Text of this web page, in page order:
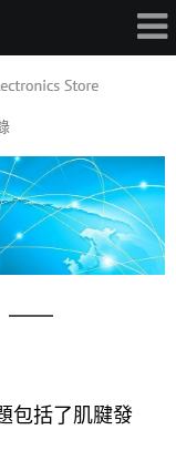
包括了肌腱發